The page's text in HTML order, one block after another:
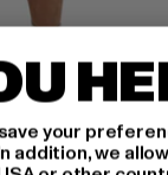
your
we